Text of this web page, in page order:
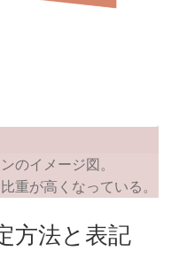
のイメージ図。
重が高くなっている。
方法と表記